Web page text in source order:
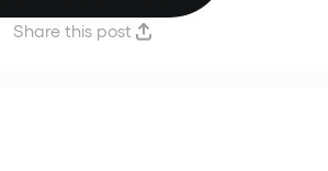
Share this post